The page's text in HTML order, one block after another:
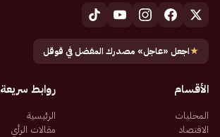
★اجعل «عاجل» مصدرك المفضل في قوقل
الأقسام
المحليات
الاقتصاد
روابط سريعة
الرئيسية
مقالات الرأي